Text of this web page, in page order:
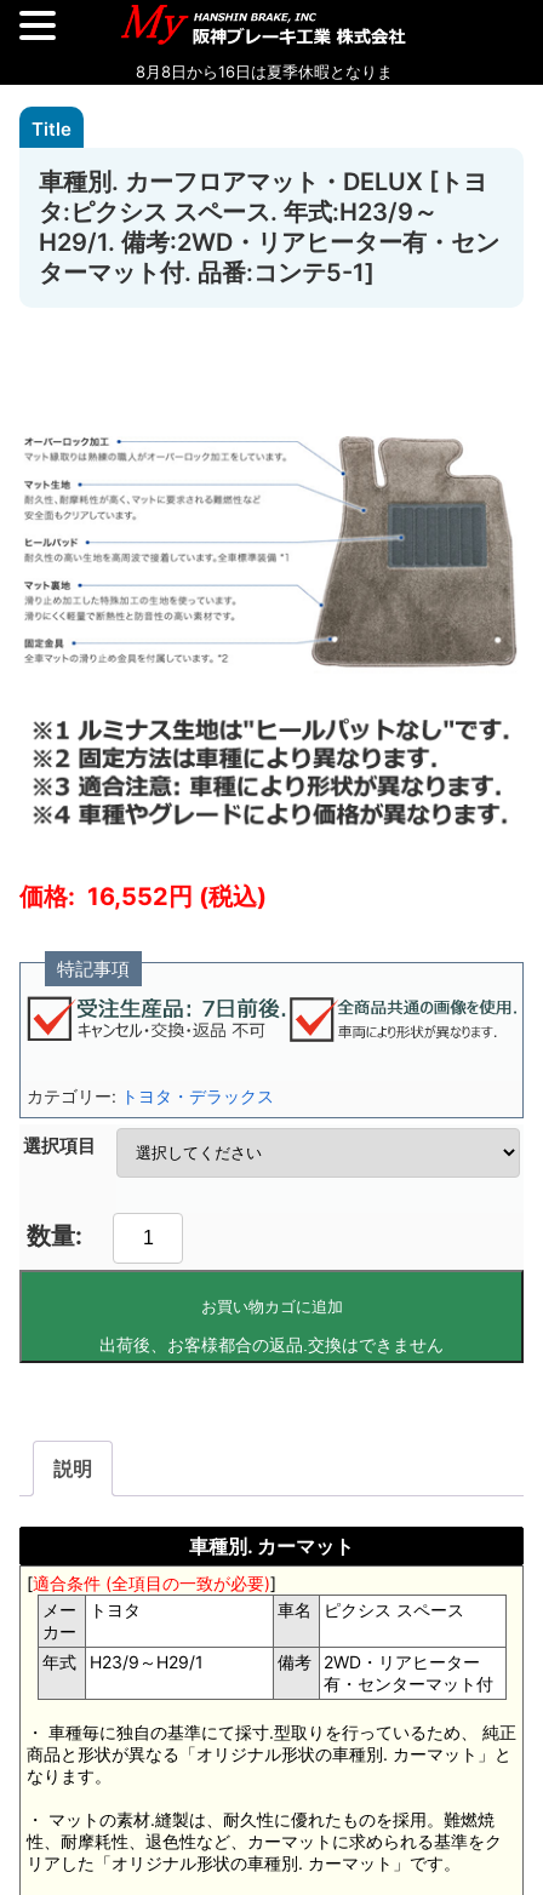
車種別. カーフロアマット・DELUX [トヨ
タ:ピクシス スペース. 年式:H23/9～
H29/1. 備考:2WD・リアヒーター有・セン
ターマット付. 品番:コンテ5-1]
16,552
特記事項
選択項目
お買い物カゴに追加
カテゴリー: トヨタ・デラックス
説明
車種別. カーマット
[適合条件 (全項目の一致が必要)]
メー
カー
トヨタ 車名 ピクシス スペース
年式 H23/9～H29/1 備考
2WD・リアヒーター
有・センターマット付
・ 車種毎に独自の基準にて採寸.型取りを行っているため、 純正
商品と形状が異なる「オリジナル形状の車種別. カーマット」と
なります。
・ マットの素材.縫製は、耐久性に優れたものを採用。難燃焼
性、耐摩耗性、退色性など、カーマットに求められる基準をク
リアした「オリジナル形状の車種別. カーマット」です。